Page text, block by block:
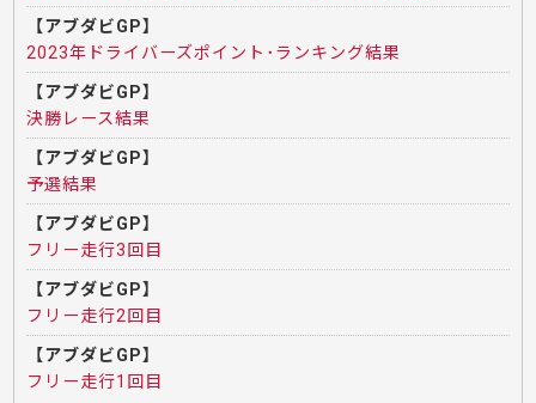
【アブダビGP】
2023年ドライバーズポイント･ランキング結果
【アブダビGP】
決勝レース結果
【アブダビGP】
予選結果
【アブダビGP】
フリー走行3回目
【アブダビGP】
フリー走行2回目
【アブダビGP】
フリー走行1回目